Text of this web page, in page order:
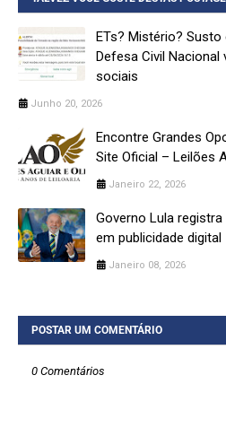
ETs? Mistério?
Defesa Civil Nacional
sociais
Junho 20, 2026
Encontre Grandes
Site Oficial – Leilões
Janeiro 22, 2026
Governo Lula
em publicidade digital
Janeiro 08, 2026
POSTAR UM COMENTÁRIO
0 Comentários